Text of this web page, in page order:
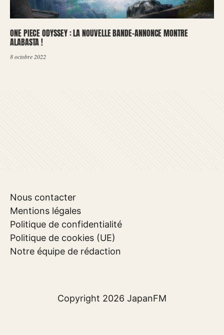
ONE PIECE ODYSSEY : LA NOUVELLE BANDE-ANNONCE MONTRE
ALABASTA !
8 octobre 2022
Nous contacter
Mentions légales
Politique de confidentialité
Politique de cookies (UE)
Notre équipe de rédaction
Copyright 2026 JapanFM